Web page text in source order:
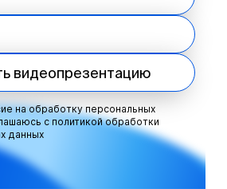
видеопрезентацию
на обработку персональных
с политикой обработки
данных